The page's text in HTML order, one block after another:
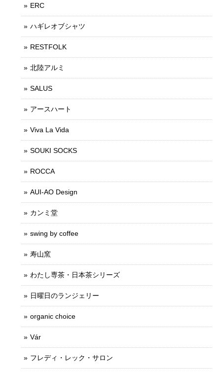
ERC
ハギレオブシャツ
RESTFOLK
北陸アルミ
SALUS
アースハート
Viva La Vida
SOUKI SOCKS
ROCCA
AUI-AO Design
カンミ堂
swing by coffee
寿山窯
わたし専茶・日本茶シリーズ
日曜日のランジェリー
organic choice
Vár
フレディ・レック・サロン